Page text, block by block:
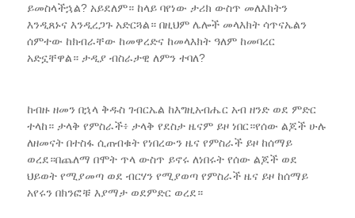
ይመስላችኋል? አይደለም። ከላይ ባየነው ታሪክ ውስጥ መለእክትን
እንዲጸኑና እንዲረጋጉ አድርጓል። በዚህም ሌሎች መላእክት ሳጥናኤልን
ሰምተው ከክብራቸው ከመዋረድና ከመላእክት ዓለም ከመባረር
አድኗቸዋል። ታዲያ ብስራታዊ ለምን ተባለ?
ከብዙ ዘመን በኋላ ቅዱስ ገብርኤል ከእግዚአብሔር አብ ዘንድ ወደ ምድር
ተላከ። ታላቅ የምስራች፥ ታላቅ የደስታ ዜናም ይዞ ነበር።የሰው ልጆች ሁሉ
ለዘመናት በተስፋ ሲጠብቁት የነበረውን ዜና የምስራች ይዞ ከሰማይ
ወረደ።በጨለማ በሞት ጥላ ውስጥ ይኖሩ ለነበሩት የሰው ልጆች ወደ
ህይወት የሚያመጣ ወደ ብርሃን የሚያወጣ የምስራች ዜና ይዞ ከሰማይ
አየሩን በክንፎቹ እያማታ ወደምድር ወረደ።